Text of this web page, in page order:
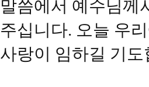
말씀에서 예수님께
주십니다. 오늘 우
사랑이 임하길 기도